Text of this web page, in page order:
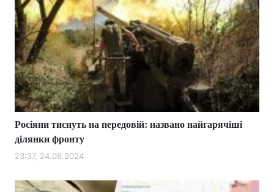
Росіяни тиснуть на передовій: названо найгарячіші
ділянки фронту
23:37, 24.08.2024